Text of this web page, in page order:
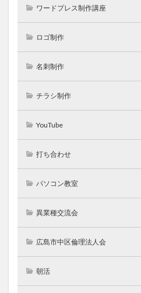
ワードプレス制作講座
ロゴ制作
名刺制作
チラシ制作
YouTube
打ち合わせ
パソコン教室
異業種交流会
広島市中区倫理法人会
朝活